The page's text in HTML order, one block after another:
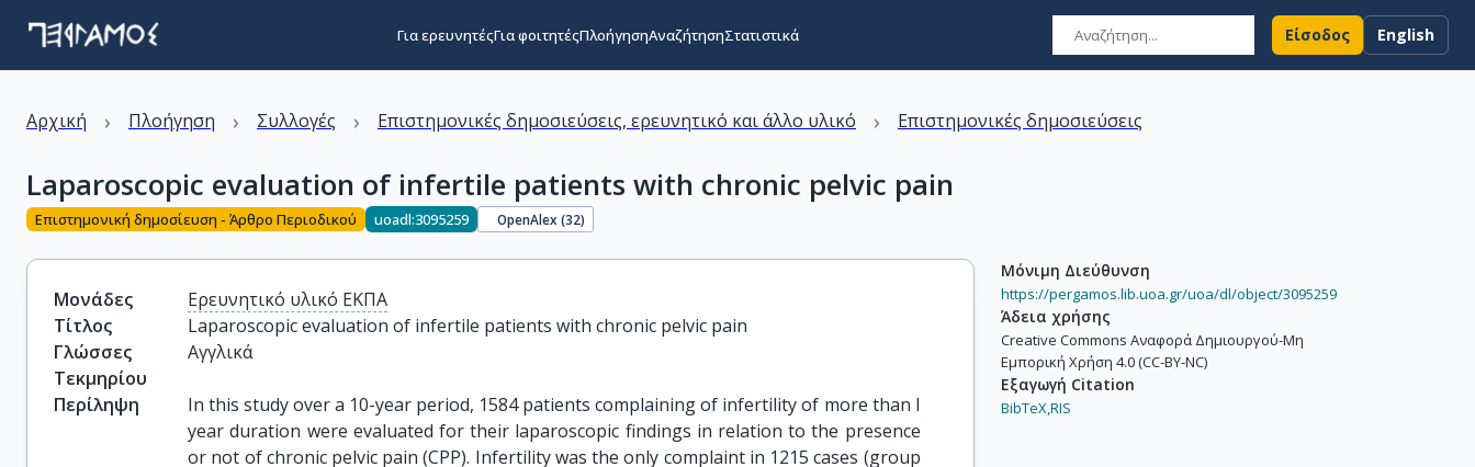
Για ερευνητέςΓια φοιτητέςΠλοήγησηΑναζήτησηΣτατιστικά Είσοδος English
Αρχική › Πλοήγηση › Συλλογές › Επιστημονικές δημοσιεύσεις, ερευνητικό και άλλο υλικό › Επιστημονικές δημοσιεύσεις
Laparoscopic evaluation of infertile patients with chronic pelvic pain
Επιστημονική δημοσίευση - Άρθρο Περιοδικού uoadl:3095259 OpenAlex (32)
Μονάδες
Ερευνητικό υλικό ΕΚΠΑ
Τίτλος
Laparoscopic evaluation of infertile patients with chronic pelvic pain
Γλώσσες
Τεκμηρίου
Αγγλικά
Περίληψη
In this study over a 10-year period, 1584 patients complaining of infertility of more than I
year duration were evaluated for their laparoscopic findings in relation to the presence
or not of chronic pelvic pain (CPP). Infertility was the only complaint in 1215 cases (group
Μόνιμη Διεύθυνση
https://pergamos.lib.uoa.gr/uoa/dl/object/3095259
Άδεια χρήσης
Creative Commons Αναφορά Δημιουργού-Μη
Εμπορική Χρήση 4.0 (CC-BY-NC)
Εξαγωγή Citation
BibTeX,RIS